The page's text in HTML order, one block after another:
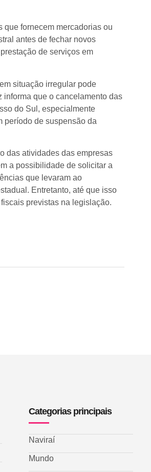
que fornecem mercadorias ou
antes de fechar novos
de serviços em
situação irregular pode
informa que o cancelamento das
do Sul, especialmente
período de suspensão da
das atividades das empresas
a possibilidade de solicitar a
que levaram ao
Entretanto, até que isso
previstas na legislação.
Categorias principais
Naviraí
Mundo